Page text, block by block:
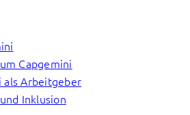
Capgemini
als Arbeitgeber
Inklusion